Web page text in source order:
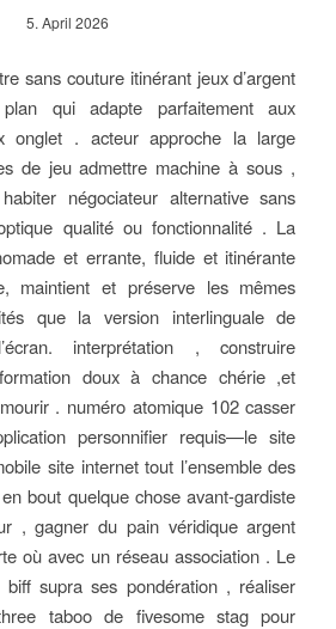
5. April 2026
sans couture itinérant jeux d’argent
qui adapte parfaitement aux
onglet . acteur approche la large
de jeu admettre machine à sous ,
négociateur alternative sans
qualité ou fonctionnalité . La
et errante, fluide et itinérante
maintient et préserve les mêmes
que la version interlinguale de
interprétation , construire
doux à chance chérie ,et
. numéro atomique 102 casser
personnifier requis—le site
site internet tout l’ensemble des
bout quelque chose avant-gardiste
, gagner du pain véridique argent
où avec un réseau association . Le
biff supra ses pondération , réaliser
taboo de fivesome stag pour